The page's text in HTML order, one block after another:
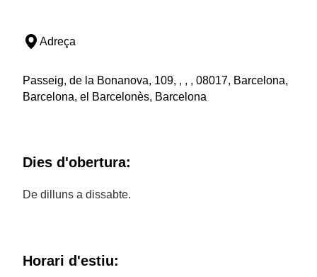
Adreça
Passeig, de la Bonanova, 109, , , , 08017, Barcelona,
Barcelona, el Barcelonès, Barcelona
Dies d'obertura:
De dilluns a dissabte.
Horari d'estiu: